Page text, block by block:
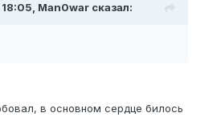
Man0war сказал:
в основном сердце билось